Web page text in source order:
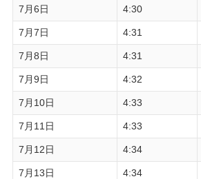
7月6日 4:30
7月7日 4:31
7月8日 4:31
7月9日 4:32
7月10日 4:33
7月11日 4:33
7月12日 4:34
7月13日 4:34